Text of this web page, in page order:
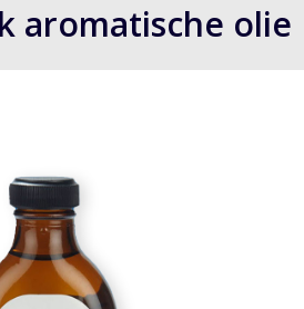
aromatische olie